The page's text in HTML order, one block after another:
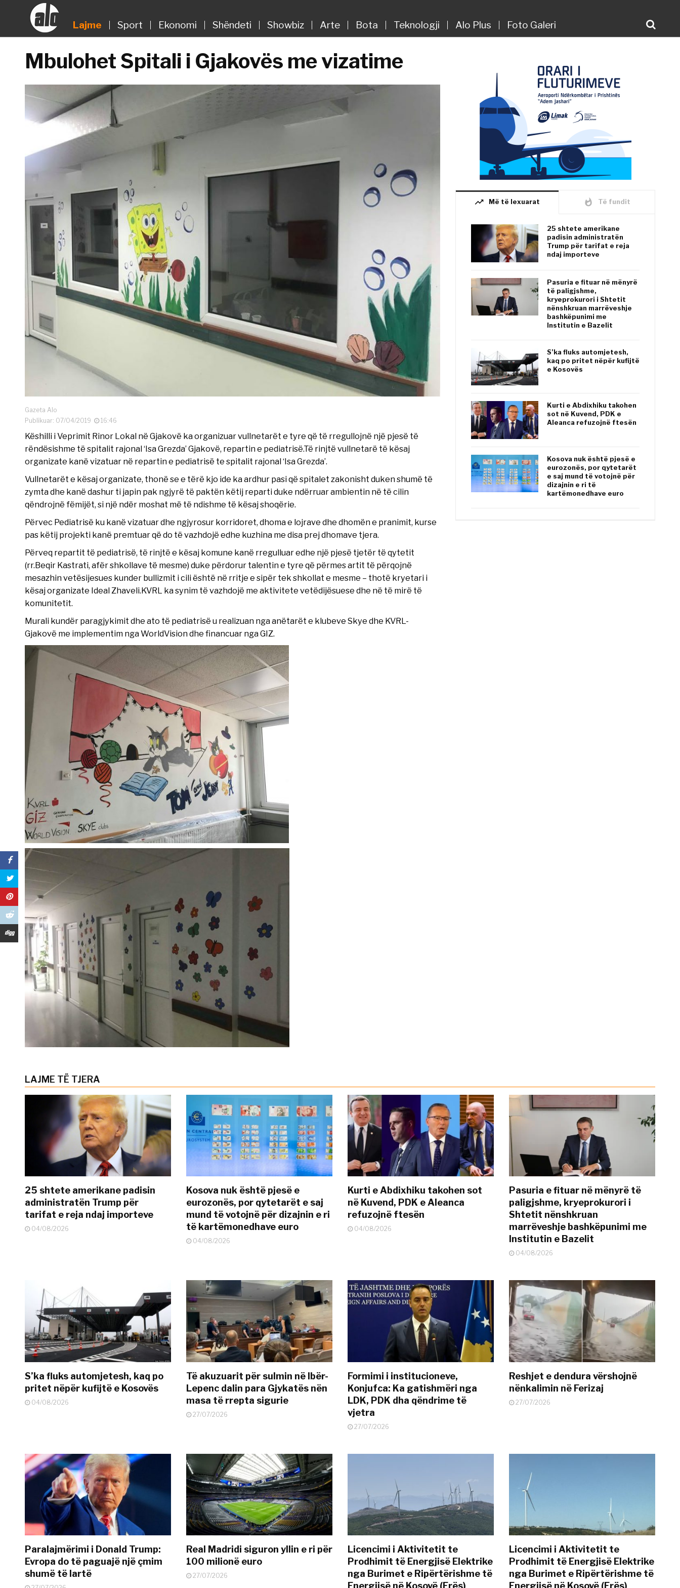
Lajme Sport Ekonomi Shëndeti Showbiz Arte Bota Teknologji Alo Plus Foto Galeri
Mbulohet Spitali i Gjakovës me vizatime
Gazeta Alo
Publikuar: 07/04/2019
16:46
Këshilli i Veprimit Rinor Lokal në Gjakovë ka organizuar vullnetarët e tyre që të rregullojnë një pjesë të
rëndësishme të spitalit rajonal ‘Isa Grezda’ Gjakovë, repartin e pediatrisë.Të rinjtë vullnetarë të kësaj
organizate kanë vizatuar në repartin e pediatrisë te spitalit rajonal ‘Isa Grezda’.
Vullnetarët e kësaj organizate, thonë se e tërë kjo ide ka ardhur pasi që spitalet zakonisht duken shumë të
zymta dhe kanë dashur ti japin pak ngjyrë të paktën këtij reparti duke ndërruar ambientin në të cilin
qëndrojnë fëmijët, si një ndër moshat më të ndishme të kësaj shoqërie.
Përvec Pediatrisë ku kanë vizatuar dhe ngjyrosur korridoret, dhoma e lojrave dhe dhomën e pranimit, kurse
pas këtij projekti kanë premtuar që do të vazhdojë edhe kuzhina me disa prej dhomave tjera.
Përveq repartit të pediatrisë, të rinjtë e kësaj komune kanë rregulluar edhe një pjesë tjetër të qytetit
(rr.Beqir Kastrati, afër shkollave të mesme) duke përdorur talentin e tyre që përmes artit të përqojnë
mesazhin vetësijesues kunder bullizmit i cili është në rritje e sipër tek shkollat e mesme – thotë kryetari i
kësaj organizate Ideal Zhaveli.KVRL ka synim të vazhdojë me aktivitete vetëdijësuese dhe në të mirë të
komunitetit.
Murali kundër paragjykimit dhe ato të pediatrisë u realizuan nga anëtarët e klubeve Skye dhe KVRL-
Gjakovë me implementim nga WorldVision dhe financuar nga GIZ.
trending_up Më të lexuarat whatshot Të fundit
25 shtete amerikane
padisin administratën
Trump për tarifat e reja
ndaj importeve
Pasuria e fituar në mënyrë
të paligjshme,
kryeprokurori i Shtetit
nënshkruan marrëveshje
bashkëpunimi me
Institutin e Bazelit
S’ka fluks automjetesh,
kaq po pritet nëpër kufijtë
e Kosovës
Kurti e Abdixhiku takohen
sot në Kuvend, PDK e
Aleanca refuzojnë ftesën
Kosova nuk është pjesë e
eurozonës, por qytetarët
e saj mund të votojnë për
dizajnin e ri të
kartëmonedhave euro
LAJME TË TJERA
25 shtete amerikane padisin
administratën Trump për
tarifat e reja ndaj importeve
04/08/2026
Kosova nuk është pjesë e
eurozonës, por qytetarët e saj
mund të votojnë për dizajnin e ri
të kartëmonedhave euro
04/08/2026
Kurti e Abdixhiku takohen sot
në Kuvend, PDK e Aleanca
refuzojnë ftesën
04/08/2026
Pasuria e fituar në mënyrë të
paligjshme, kryeprokurori i
Shtetit nënshkruan
marrëveshje bashkëpunimi me
Institutin e Bazelit
04/08/2026
S’ka fluks automjetesh, kaq po
pritet nëpër kufijtë e Kosovës
04/08/2026
Të akuzuarit për sulmin në Ibër-
Lepenc dalin para Gjykatës nën
masa të rrepta sigurie
27/07/2026
Formimi i institucioneve,
Konjufca: Ka gatishmëri nga
LDK, PDK dha qëndrime të
vjetra
27/07/2026
Reshjet e dendura vërshojnë
nënkalimin në Ferizaj
27/07/2026
Paralajmërimi i Donald Trump:
Evropa do të paguajë një çmim
shumë të lartë
Real Madridi siguron yllin e ri për
100 milionë euro
27/07/2026
Licencimi i Aktivitetit te
Prodhimit të Energjisë Elektrike
nga Burimet e Ripërtërishme të
Energjisë në Kosovë (Erës)
Licencimi i Aktivitetit te
Prodhimit të Energjisë Elektrike
nga Burimet e Ripërtërishme të
Energjisë në Kosovë (Erës)